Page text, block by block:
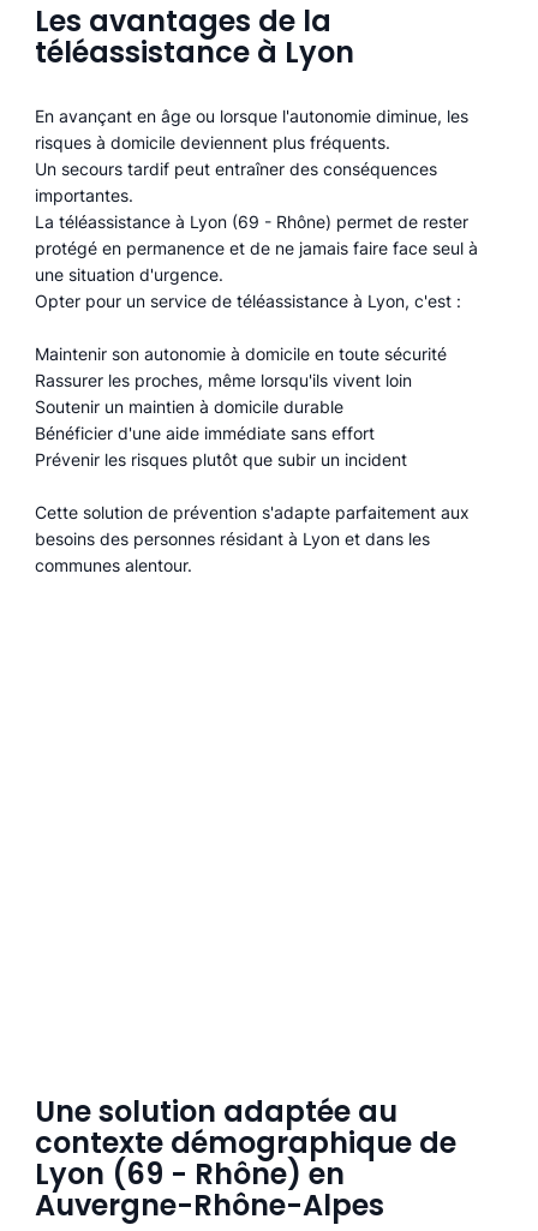
Les avantages de la
téléassistance à Lyon
En avançant en âge ou lorsque l'autonomie diminue, les
risques à domicile deviennent plus fréquents.
Un secours tardif peut entraîner des conséquences
importantes.
La téléassistance à Lyon (69 - Rhône) permet de rester
protégé en permanence et de ne jamais faire face seul à
une situation d'urgence.
Opter pour un service de téléassistance à Lyon, c'est :
Maintenir son autonomie à domicile en toute sécurité
Rassurer les proches, même lorsqu'ils vivent loin
Soutenir un maintien à domicile durable
Bénéficier d'une aide immédiate sans effort
Prévenir les risques plutôt que subir un incident
Cette solution de prévention s'adapte parfaitement aux
besoins des personnes résidant à Lyon et dans les
communes alentour.
Une solution adaptée au
contexte démographique de
Lyon (69 - Rhône) en
Auvergne-Rhône-Alpes